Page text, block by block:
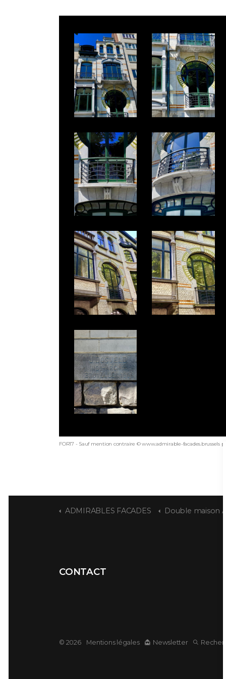
FOR17 - Sauf mention contraire © www.admirable-facades.brussels
ADMIRABLES FACADES Double maison Art Nouveau
CONTACT
© 2026 Mentions légales Newsletter